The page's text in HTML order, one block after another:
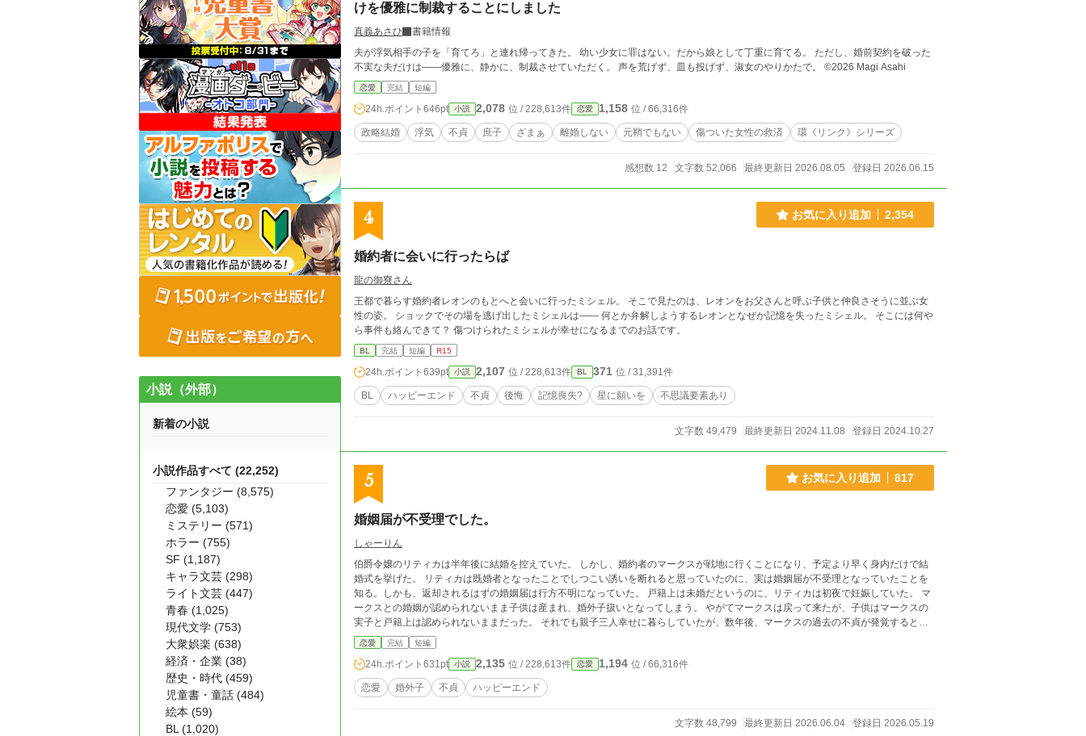
けを優雅に制裁することにしました
真義あさひ
書籍情報
夫が浮気相手の子を「育てろ」と連れ帰ってきた。 幼い少女に罪はない。だから娘として丁重に育てる。 ただし、婚前契約を破った
不実な夫だけは——優雅に、静かに、制裁させていただく。 声を荒げず、皿も投げず、淑女のやりかたで。 ©️2026 Magi Asahi
恋愛 完結 短編
24h.ポイント 646pt 小説 2,078 位 / 228,613件 恋愛 1,158 位 / 66,316件
政略結婚 浮気 不貞 庶子 ざまぁ 離婚しない 元鞘でもない 傷ついた女性の救済 環《リンク》シリーズ
感想数 12 文字数 52,066 最終更新日 2026.08.05 登録日 2026.06.15
4 お気に入り追加 2,354
婚約者に会いに行ったらば
龍の御寮さん
王都で暮らす婚約者レオンのもとへと会いに行ったミシェル。 そこで見たのは、レオンをお父さんと呼ぶ子供と仲良さそうに並ぶ女
性の姿。 ショックでその場を逃げ出したミシェルは―― 何とか弁解しようするレオンとなぜか記憶を失ったミシェル。 そこには何や
ら事件も絡んできて？ 傷つけられたミシェルが幸せになるまでのお話です。
BL 完結 短編 R15
24h.ポイント 639pt 小説 2,107 位 / 228,613件 BL 371 位 / 31,391件
BL ハッピーエンド 不貞 後悔 記憶喪失? 星に願いを 不思議要素あり
文字数 49,479 最終更新日 2024.11.08 登録日 2024.10.27
5 お気に入り追加 817
婚姻届が不受理でした。
しゃーりん
伯爵令嬢のリティカは半年後に結婚を控えていた。 しかし、婚約者のマークスが戦地に行くことになり、予定より早く身内だけで結
婚式を挙げた。 リティカは既婚者となったことでしつこい誘いを断れると思っていたのに、実は婚姻届が不受理となっていたことを
知る。しかも、返却されるはずの婚姻届は行方不明になっていた。 戸籍上は未婚だというのに、リティカは初夜で妊娠していた。 マ
ークスとの婚姻が認められないまま子供は産まれ、婚外子扱いとなってしまう。 やがてマークスは戻って来たが、子供はマークスの
実子と戸籍上は認められないままだった。 それでも親子三人幸せに暮らしていたが、数年後、マークスの過去の不貞が発覚するとい
うお話です。
恋愛 完結 短編
24h.ポイント 631pt 小説 2,135 位 / 228,613件 恋愛 1,194 位 / 66,316件
恋愛 婚外子 不貞 ハッピーエンド
文字数 48,799 最終更新日 2026.06.04 登録日 2026.05.19
小説（外部）
新着の小説
小説作品すべて (22,252)
ファンタジー (8,575)
恋愛 (5,103)
ミステリー (571)
ホラー (755)
SF (1,187)
キャラ文芸 (298)
ライト文芸 (447)
青春 (1,025)
現代文学 (753)
大衆娯楽 (638)
経済・企業 (38)
歴史・時代 (459)
児童書・童話 (484)
絵本 (59)
BL (1,020)